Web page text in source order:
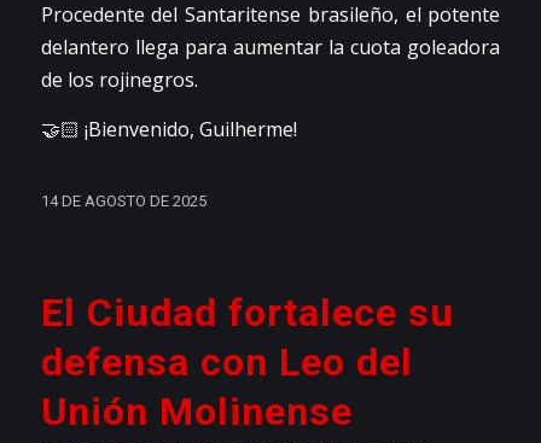
Procedente del Santaritense brasileño, el potente
delantero llega para aumentar la cuota goleadora
de los rojinegros.
🤝🏻 ¡Bienvenido, Guilherme!
14 DE AGOSTO DE 2025
El Ciudad fortalece su
defensa con Leo del
Unión Molinense